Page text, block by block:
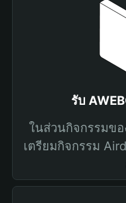
รับ
ในส่วนกิจกรรมขอ
เตรียมกิจกรรม